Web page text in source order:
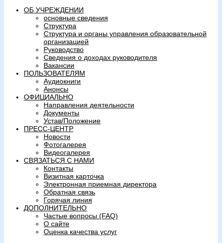
ОБ УЧРЕЖДЕНИИ
основные сведения
Структура
Структура и органы управления образовательной
организацией
Руководство
Сведения о доходах руководителя
Вакансии
ПОЛЬЗОВАТЕЛЯМ
Аудиокниги
Анонсы
ОФИЦИАЛЬНО
Направления деятельности
Документы
Устав/Положение
ПРЕСС-ЦЕНТР
Новости
Фотогалерея
Видеогалерея
СВЯЗАТЬСЯ С НАМИ
Контакты
Визитная карточка
Электронная приемная директора
Обратная связь
Горячая линия
ДОПОЛНИТЕЛЬНО
Частые вопросы (FAQ)
О сайте
Оценка качества услуг